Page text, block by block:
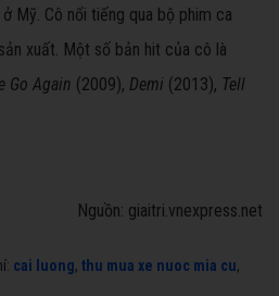
Mỹ. Cô nổi tiếng qua bộ phim ca
xuất. Một số bản hit của cô là
Go Again (2009), Demi (2013), Tell
Nguồn: giaitri.vnexpress.net
cai luong, thu mua xe nuoc mia cu,